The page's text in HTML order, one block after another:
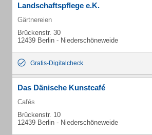
Landschaftspflege e.K.
Gärtnereien
Brückenstr. 30
12439 Berlin - Niederschöneweide
Gratis-Digitalcheck
Das Dänische Kunstcafé
Cafés
Brückenstr. 10
12439 Berlin - Niederschöneweide